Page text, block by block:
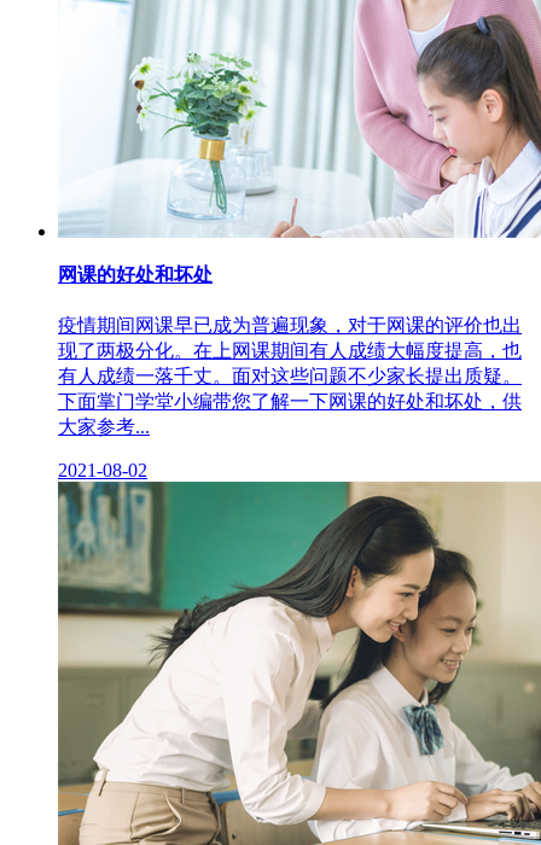
网课的好处和坏处
疫情期间网课早已成为普遍现象，对于网课的评价也出
现了两极分化。在上网课期间有人成绩大幅度提高，也
有人成绩一落千丈。面对这些问题不少家长提出质疑。
下面掌门学堂小编带您了解一下网课的好处和坏处，供
大家参考...
2021-08-02